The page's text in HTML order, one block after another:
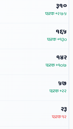
३१०
फरक+२७५
१६५
फरक+१३०
१४२
फरक+१०७
५७
फरक+२२
२३
फरक१२